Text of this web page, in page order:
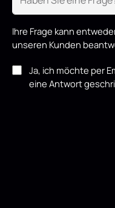
Ihre Frage kann
unseren Kunden
Ja, ich möchte per
eine Antwort